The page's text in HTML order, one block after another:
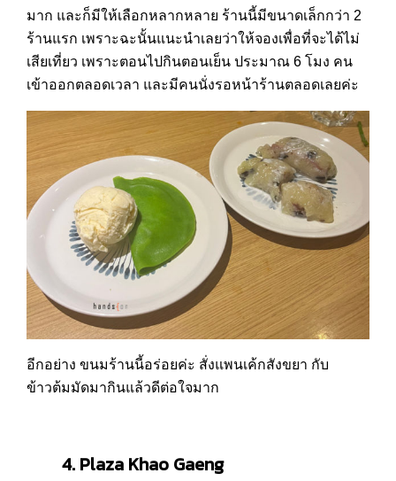
มาก และก็มีให้เลือกหลากหลาย ร้านนี้มีขนาดเล็กกว่า 2
ร้านแรก เพราะฉะนั้นแนะนำเลยว่าให้จองเพื่อที่จะได้ไม่
เสียเที่ยว เพราะตอนไปกินตอนเย็น ประมาณ 6 โมง คน
เข้าออกตลอดเวลา และมีคนนั่งรอหน้าร้านตลอดเลยค่ะ
อีกอย่าง ขนมร้านนี้อร่อยค่ะ สั่งแพนเค้กสังขยา กับ
ข้าวต้มมัดมากินแล้วดีต่อใจมาก
4. Plaza Khao Gaeng